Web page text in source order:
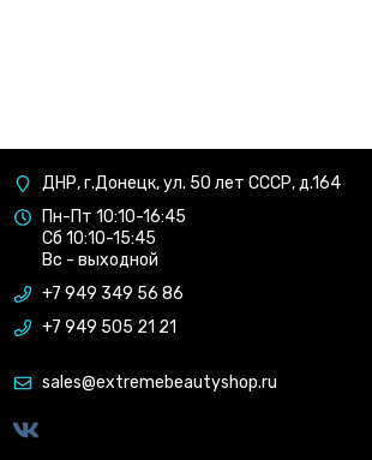
ДНР, г.Донецк, ул. 50 лет СССР, д.164
Пн-Пт 10:10-16:45
Сб 10:10-15:45
Вс - выходной
+7 949 349 56 86
+7 949 505 21 21
sales@extremebeautyshop.ru